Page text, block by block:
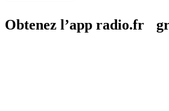
Obtenez l’app radio.fr